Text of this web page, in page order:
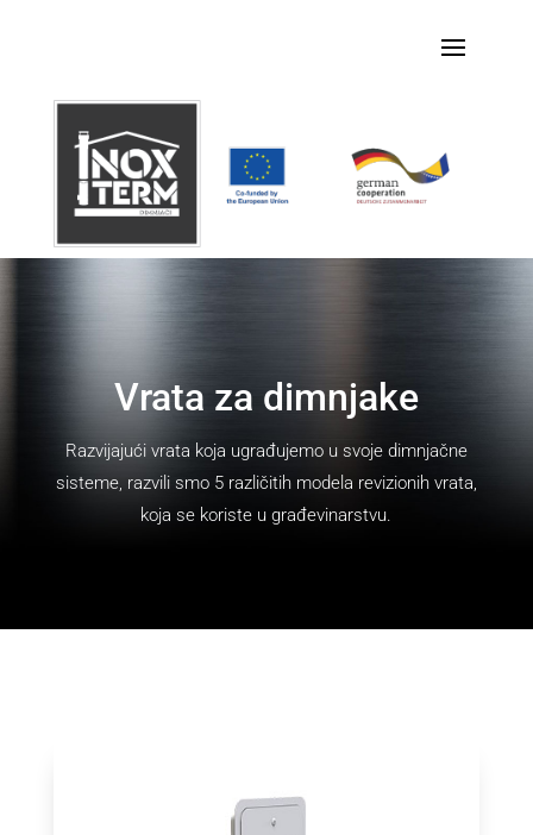
Vrata za dimnjake
Razvijajući vrata koja ugrađujemo u svoje dimnjačne
sisteme, razvili smo 5 različitih modela revizionih vrata,
koja se koriste u građevinarstvu.